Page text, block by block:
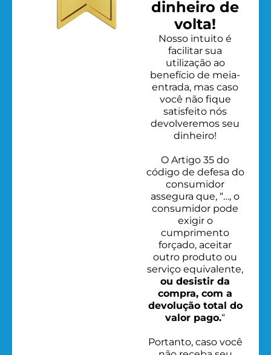
dinheiro de
volta!
Nosso intuito é
facilitar sua
utilização ao
benefício de meia-
entrada, mas caso
você não fique
satisfeito nós
devolveremos seu
dinheiro!
O Artigo 35 do
código de defesa do
consumidor
assegura que, “…, o
consumidor pode
exigir o
cumprimento
forçado, aceitar
outro produto ou
serviço equivalente,
ou desistir da
compra, com a
devolução total do
valor pago.“
Portanto, caso você